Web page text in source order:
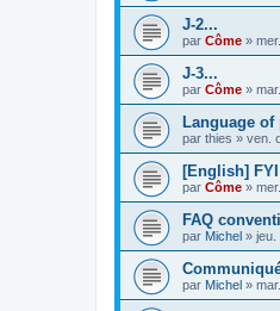
J-2...
par Côme »
J-3...
par Côme »
Language of
par thies » ven.
[English]
par Côme »
FAQ
par Michel » jeu.
par Michel »